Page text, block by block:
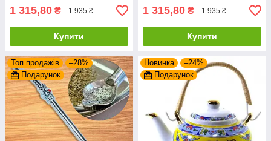
1 315,80 ₴ 1 935 ₴
Купити
1 315,80 ₴ 1 935 ₴
Купити
Топ продажів
–28%
Подарунок
Новинка
–24%
Подарунок